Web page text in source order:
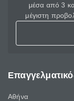
μέσα από 3
μέγιστη
Αθήνα